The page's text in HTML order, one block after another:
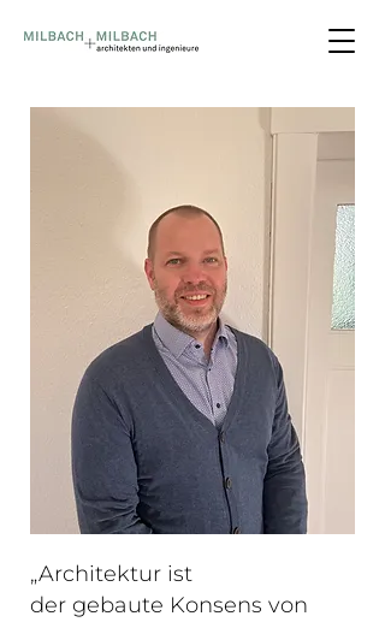
„Architektur ist
der gebaute Konsens von